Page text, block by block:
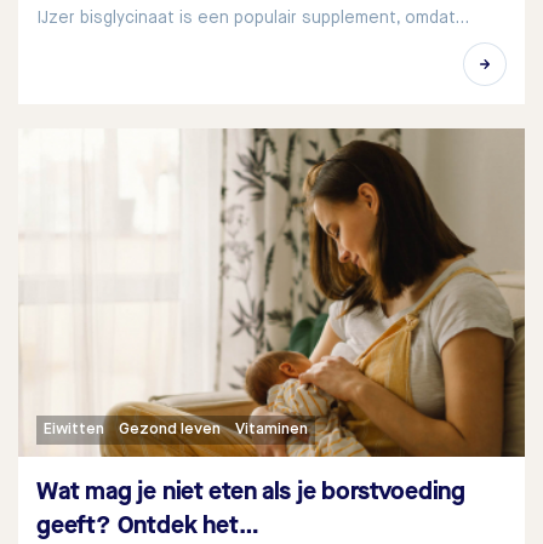
IJzer bisglycinaat is een populair supplement, omdat…
Eiwitten Gezond leven Vitaminen
Wat mag je niet eten als je borstvoeding
geeft? Ontdek het…